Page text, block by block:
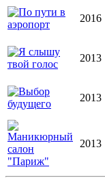
2016
2013
2013
2013